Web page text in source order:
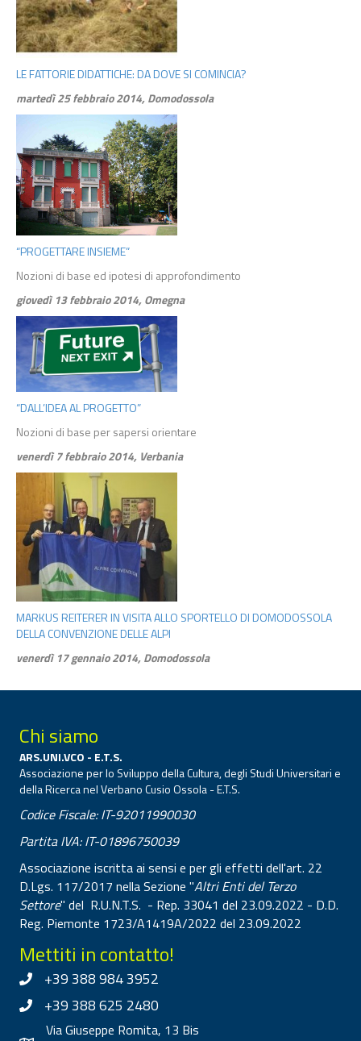
LE FATTORIE DIDATTICHE: DA DOVE SI COMINCIA?
martedì 25 febbraio 2014, Domodossola
“PROGETTARE INSIEME”
Nozioni di base ed ipotesi di approfondimento
giovedì 13 febbraio 2014, Omegna
“DALL’IDEA AL PROGETTO”
Nozioni di base per sapersi orientare
venerdì 7 febbraio 2014, Verbania
MARKUS REITERER IN VISITA ALLO SPORTELLO DI DOMODOSSOLA
DELLA CONVENZIONE DELLE ALPI
venerdì 17 gennaio 2014, Domodossola
Chi siamo
ARS.UNI.VCO - E.T.S.
Associazione per lo Sviluppo della Cultura, degli Studi Universitari e
della Ricerca nel Verbano Cusio Ossola - E.T.S.
Codice Fiscale: IT-92011990030
Partita IVA: IT-01896750039
Associazione iscritta ai sensi e per gli effetti dell'art. 22
D.Lgs. 117/2017 nella Sezione "Altri Enti del Terzo
Settore" del R.U.N.T.S. - Rep. 33041 del 23.09.2022 - D.D.
Reg. Piemonte 1723/A1419A/2022 del 23.09.2022
Mettiti in contatto!
+39 388 984 3952
+39 388 625 2480
Via Giuseppe Romita, 13 Bis